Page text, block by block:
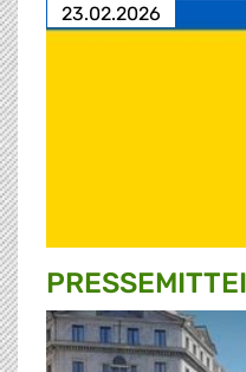
23.02.2026